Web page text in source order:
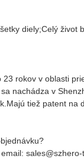
diely;Celý život
23 rokov v oblasti
nachádza v
tiež patent na